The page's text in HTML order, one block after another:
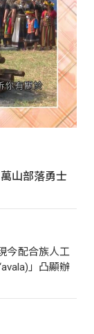
山部落勇士
今配合族人工
」凸顯辦